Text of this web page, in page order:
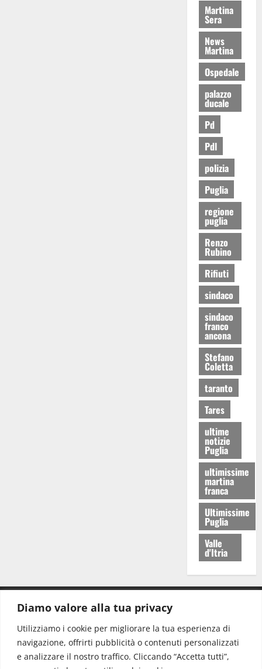
Diamo valore alla tua privacy
Utilizziamo i cookie per migliorare la tua esperienza di
navigazione, offrirti pubblicità o contenuti personalizzati
e analizzare il nostro traffico. Cliccando “Accetta tutti”,
Martina
Sera
News
Martina
Ospedale
palazzo
ducale
Pd
Pdl
polizia
Puglia
regione
puglia
Renzo
Rubino
Rifiuti
sindaco
sindaco
franco
ancona
Stefano
Coletta
taranto
Tares
ultime
notizie
Puglia
ultimissime
martina
franca
Ultimissime
Puglia
Valle
d'Itria
Redazione: redazione@www.martinasera.it
Direttore:direttore@www.martinasera.it